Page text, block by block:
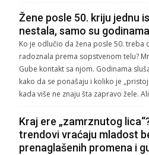
Žene posle 50. kriju jednu
nestala, samo su
Ko je odlučio da žena posle 50. treba
radoznala prema sopstvenom telu?
Gube kontakt sa njom. Godinama
kako da se ponašaju i koliko je
kada više ne znaju šta zapravo žele.
Kraj ere „zamrznutog
trendovi vraćaju mladost
prenaglašenih promena i